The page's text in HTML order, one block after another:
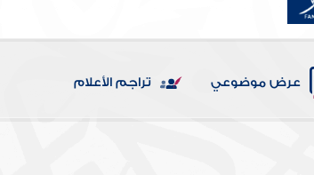
عرض موضوعي تراجم الأعلام